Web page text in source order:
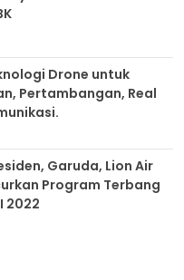
Drone untuk
Pertambangan, Real
Garuda, Lion Air
Program Terbang
2022